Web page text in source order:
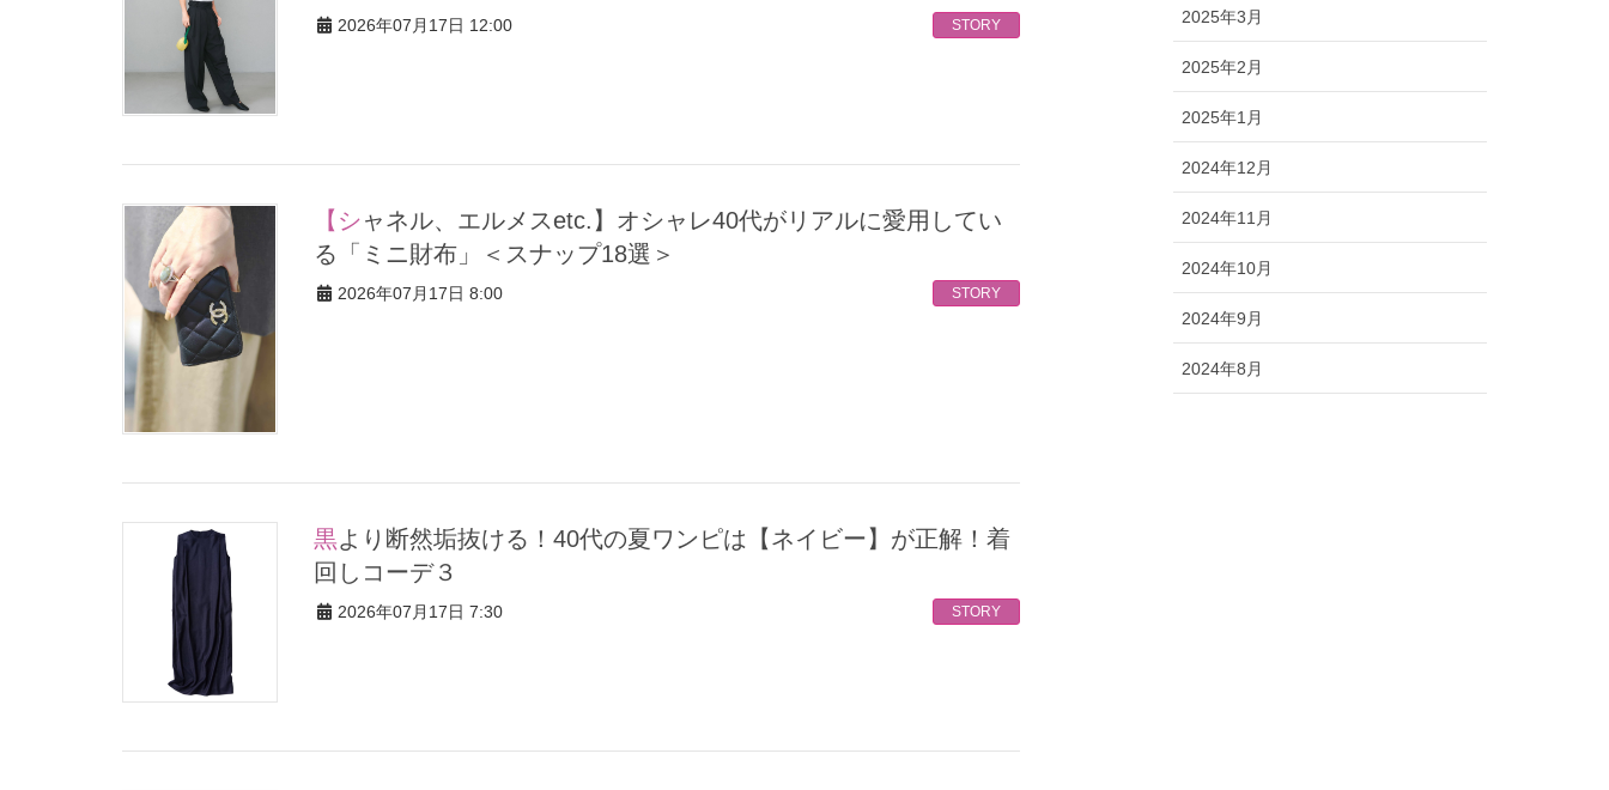
2026年07月17日 12:00 STORY
【シャネル、エルメスetc.】オシャレ40代がリアルに愛用してい
る「ミニ財布」＜スナップ18選＞
2026年07月17日 8:00 STORY
黒より断然垢抜ける！40代の夏ワンピは【ネイビー】が正解！着
回しコーデ３
2026年07月17日 7:30 STORY
2025年3月
2025年2月
2025年1月
2024年12月
2024年11月
2024年10月
2024年9月
2024年8月